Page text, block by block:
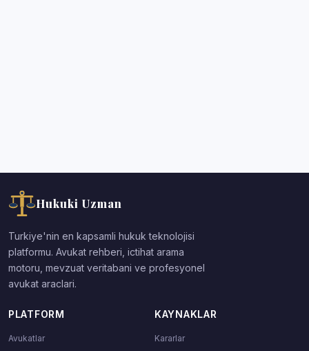
Hukuki Uzman
Turkiye'nin en kapsamli hukuk teknolojisi
platformu. Avukat rehberi, ictihat arama
motoru, mevzuat veritabani ve profesyonel
avukat araclari.
PLATFORM
Avukatlar
KAYNAKLAR
Kararlar